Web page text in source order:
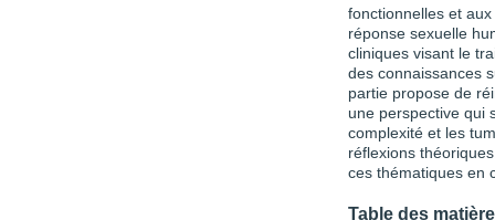
fonctionnelles et
réponse sexuelle
cliniques visant le
des connaissances
partie propose de
une perspective qui
complexité et les
réflexions
ces thématiques en
Table des